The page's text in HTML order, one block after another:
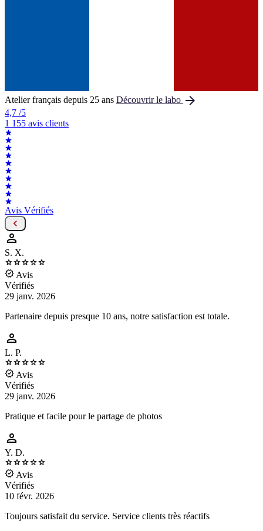
Atelier français depuis 25 ans Découvrir le labo 
4,7 /5
1 155 avis clients
Avis Vérifiés


S. X.

 Avis
Vérifiés
29 janv. 2026
Partenaire depuis presque 10 ans, notre satisfaction est totale.

L. P.

 Avis
Vérifiés
29 janv. 2026
Pratique et facile pour le partage de photos

Y. D.

 Avis
Vérifiés
10 févr. 2026
Toujours satisfait du service. Service clients très réactifs